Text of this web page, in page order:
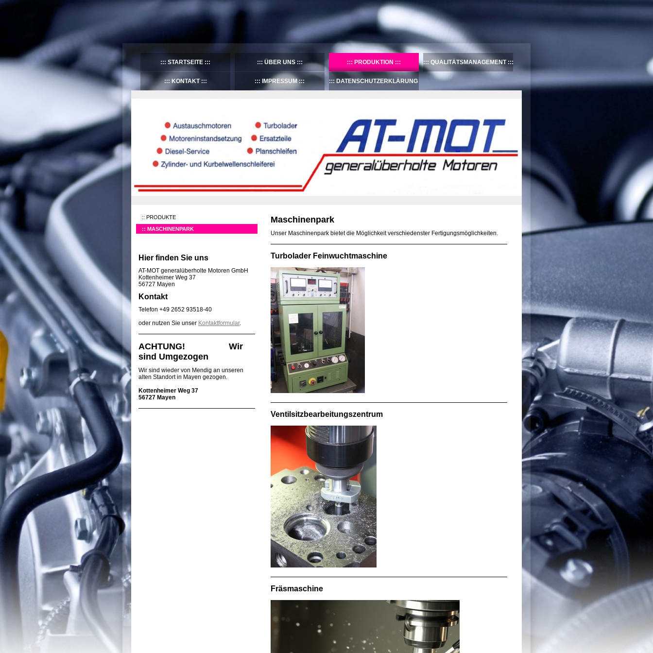
STARTSEITE ÜBER UNS PRODUKTION QUALITÄTSMANAGEMENT
KONTAKT IMPRESSUM DATENSCHUTZERKLÄRUNG
Maschinenpark
Unser Maschinenpark bietet die Möglichkeit verschiedenster Fertigungsmöglichkeiten.
Turbolader Feinwuchtmaschine
Ventilsitzbearbeitungszentrum
Fräsmaschine
PRODUKTE
MASCHINENPARK
Hier finden Sie uns
AT-MOT generalüberholte Motoren GmbH
Kottenheimer Weg 37
56727 Mayen
Kontakt
Telefon +49 2652 93518-40
oder nutzen Sie unser Kontaktformular.
ACHTUNG! Wir
sind Umgezogen
Wir sind wieder von Mendig an unseren
alten Standort in Mayen gezogen.
Kottenheimer Weg 37
56727 Mayen